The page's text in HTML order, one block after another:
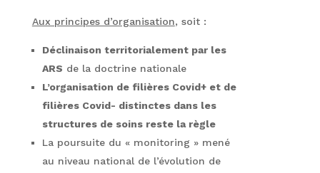
Aux principes d’organisation, soit :
Déclinaison territorialement par les
ARS de la doctrine nationale
L’organisation de filières Covid+ et de
filières Covid- distinctes dans les
structures de soins reste la règle
La poursuite du « monitoring » mené
au niveau national de l’évolution de